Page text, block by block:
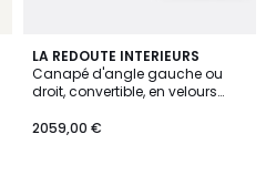
LA REDOUTE INTERIEURS
Canapé d'angle gauche ou
droit, convertible, en velours
2059,00 €
4,5
/ 5
5
Couleurs